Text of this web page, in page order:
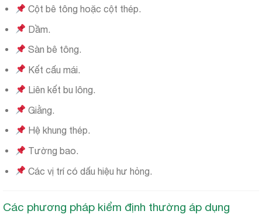
Cột bê tông hoặc cột thép.
Dầm.
Sàn bê tông.
Kết cấu mái.
Liên kết bu lông.
Giằng.
Hệ khung thép.
Tường bao.
Các vị trí có dấu hiệu hư hỏng.
Các phương pháp kiểm định thường áp dụng